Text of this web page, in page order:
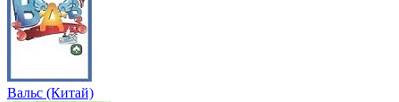
Вальс (Китай)